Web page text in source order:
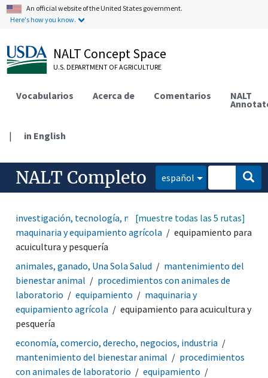
An official website of the United States government.
Here's how you know.
NALT Concept Space
U.S. DEPARTMENT OF AGRICULTURE
Vocabularios Acerca de Comentarios NALT
| in English
NALT Completo español
investigación, tecnología, métodos
equipamiento
maquinaria y equipamiento agrícola
equipamiento para
acuicultura y pesquería
[muestre todas las 5 rutas]
animales, ganado, Una Sola Salud
mantenimiento del
bienestar animal
procedimientos con animales de
laboratorio
equipamiento
maquinaria y
equipamiento agrícola
equipamiento para acuicultura y
pesquería
economía, comercio, derecho, negocios, industria
mantenimiento del bienestar animal
procedimientos
con animales de laboratorio
equipamiento